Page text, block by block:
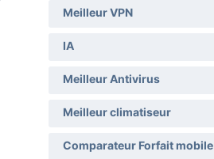
Meilleur VPN
IA
Meilleur Antivirus
Meilleur climatiseur
Comparateur Forfait mobile